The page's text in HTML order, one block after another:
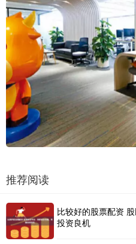
推荐阅读
比较好的股票配资
投资良机